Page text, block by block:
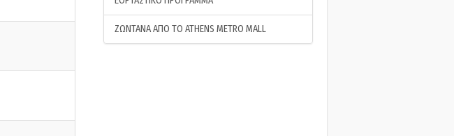
ΖΩΝΤΑΝΑ ΑΠΟ ΤΟ ATHENS METRO MALL